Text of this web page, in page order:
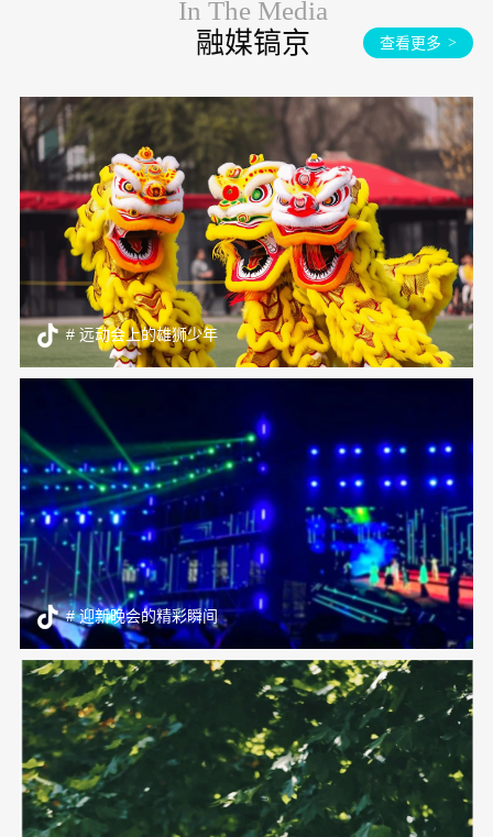
In The Media
融媒镐京 查看更多 >
# 远动会上的雄狮少年
# 迎新晚会的精彩瞬间